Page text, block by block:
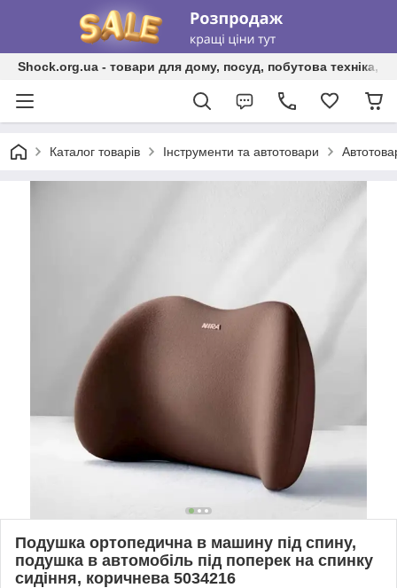
Shock.org.ua - товари для дому, посуд, побутова техніка,
Каталог товарів Інструменти та автотовари
Подушка ортопедична в машину під спину,
подушка в автомобіль під поперек на спинку
сидіння, коричнева 5034216